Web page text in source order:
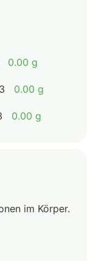
0.00 g
0.00 g
0.00 g
im Körper.